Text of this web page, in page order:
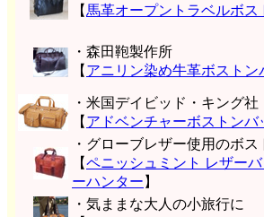
【 馬革オープントラベルボス
・森田鞄製作所
【 アニリン染め牛革ボストン
・米国デイビッド・キング社
【 アドベンチャーボストンバ
・グローブレザー使用のボス
【ペニッシュミント レザー
ーハンター 】
・気ままな大人の小旅行に